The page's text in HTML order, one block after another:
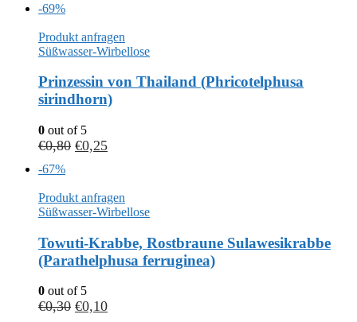
-69%
Produkt anfragen
Süßwasser-Wirbellose
Prinzessin von Thailand (Phricotelphusa
sirindhorn)
0 out of 5
€0,80 €0,25
-67%
Produkt anfragen
Süßwasser-Wirbellose
Towuti-Krabbe, Rostbraune Sulawesikrabbe
(Parathelphusa ferruginea)
0 out of 5
€0,30 €0,10